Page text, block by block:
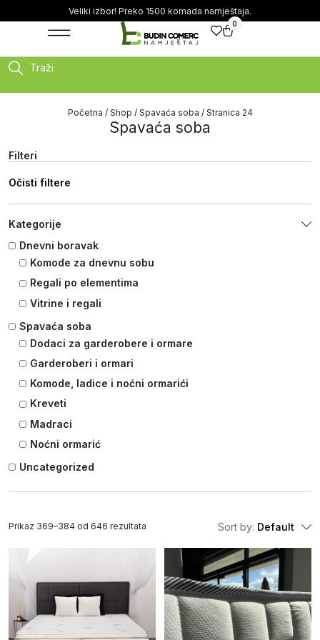
Veliki izbor! Preko 1500 komada namještaja.
0
Traži
Početna / Shop / Spavaća soba / Stranica 24
Spavaća soba
Filteri
Očisti filtere
Kategorije
Dnevni boravak
Komode za dnevnu sobu
Regali po elementima
Vitrine i regali
Spavaća soba
Dodaci za garderobere i ormare
Garderoberi i ormari
Komode, ladice i noćni ormarići
Kreveti
Madraci
Noćni ormarić
Uncategorized
Sort by: Default
Prikaz 369–384 od 646 rezultata